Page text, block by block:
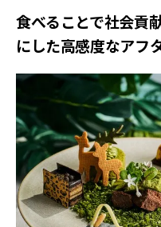
食べることで社会貢
にした高感度なアフ